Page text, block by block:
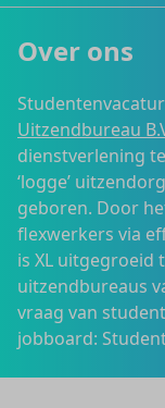
Over ons
Uitzendbureau
dienstverlening
‘logge’
geboren. Door
flexwerkers via
is XL uitgegroeid
uitzendbureaus
vraag van
jobboard: